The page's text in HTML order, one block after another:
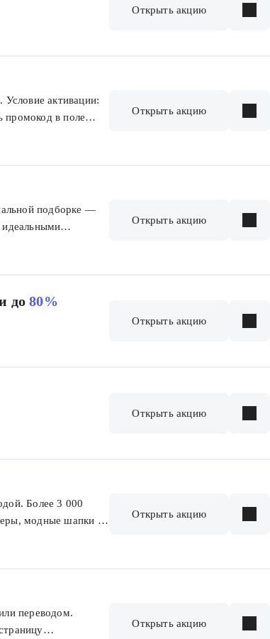
Открыть акцию
активации:
промокод в поле
Открыть акцию
подборке —
идеальными
Открыть акцию
до 80%
Открыть акцию
Открыть акцию
Более 3 000
модные шапки и
Открыть акцию
переводом.
Открыть акцию